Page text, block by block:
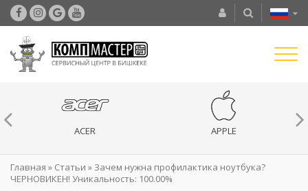
ACER APPLE
Главная » Статьи » Зачем нужна профилактика ноутбука?
ЧЕРНОВИКЕН! Уникальность: 100.00%